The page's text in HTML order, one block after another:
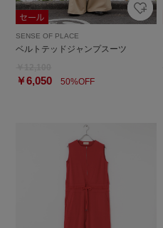
SENSE OF PLACE
ベルトテッドジャンプスーツ
￥6,050 50%OFF